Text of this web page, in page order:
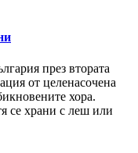
през втората
от целенасочена
хора.
се храни с леш или